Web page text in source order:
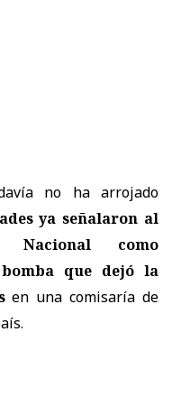
no ha arrojado
ya señalaron al
Nacional como
que dejó la
en una comisaría de